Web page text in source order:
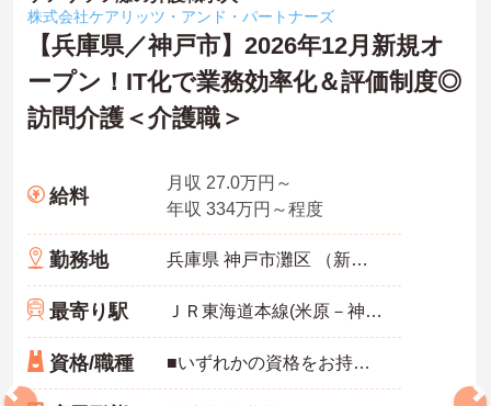
株式会社ケアリッツ・アンド・パートナーズ
【兵庫県／神戸市】2026年12月新規オ
ープン！IT化で業務効率化＆評価制度◎
訪問介護＜介護職＞
給料
月収 27.0万円～
年収 334万円～程度
勤務地 兵庫県 神戸市灘区 （新規未定）
最寄り駅 ＪＲ東海道本線(米原－神戸)「六甲道駅」0分
資格/職種 ■いずれかの資格をお持ちの方■介護実務経験がある方■オープンから2-3か月後を目安に、初任者研修の受け入れ可能